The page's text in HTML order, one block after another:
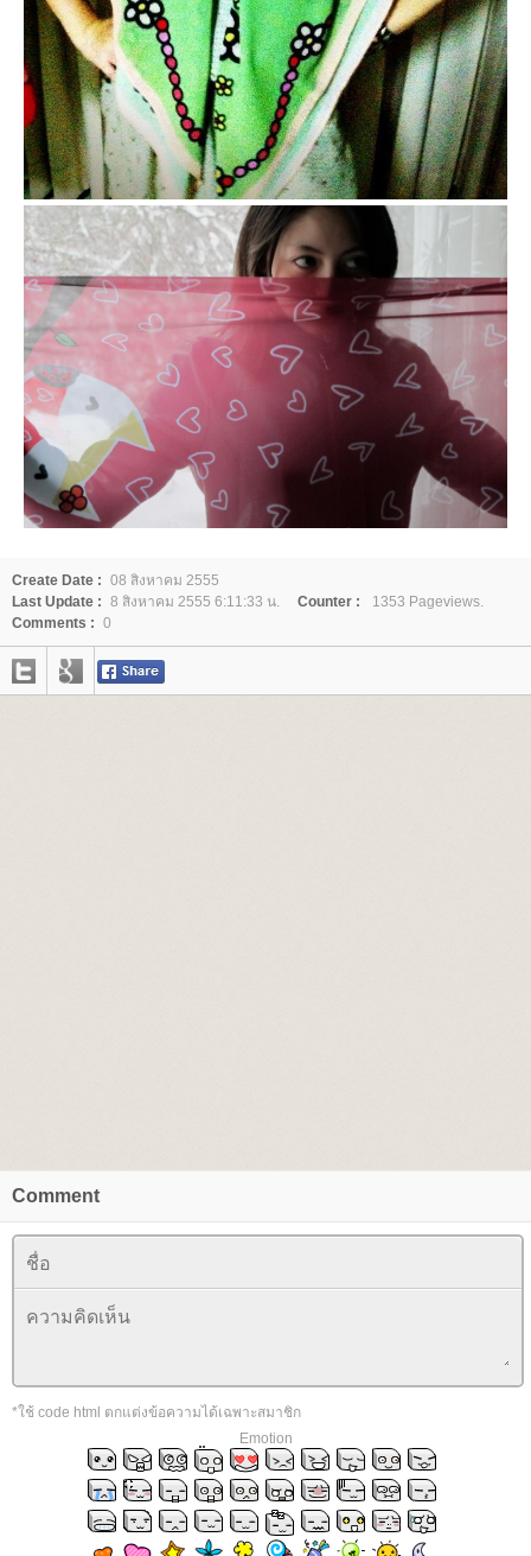
Create Date : 08 สิงหาคม 2555
Last Update : 8 สิงหาคม 2555 6:11:33 น. Counter :
1353 Pageviews.
Comments : 0
Comment
*ใช้ code html ตกแต่งข้อความได้เฉพาะสมาชิก
Emotion